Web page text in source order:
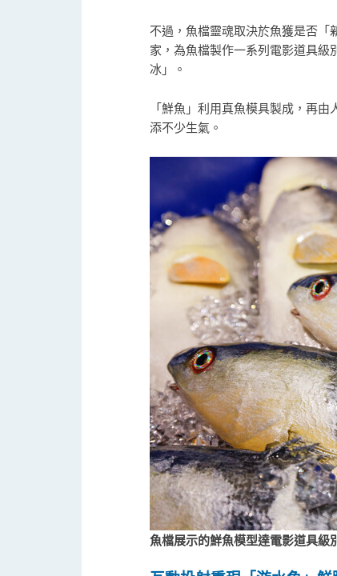
不過，魚檔靈魂取決於魚獲是否
家，為魚檔製作一系列電影道具
冰」。
「鮮魚」利用真魚模具製成，再
添不少生氣。
魚檔展示的鮮魚模型達電影道具級